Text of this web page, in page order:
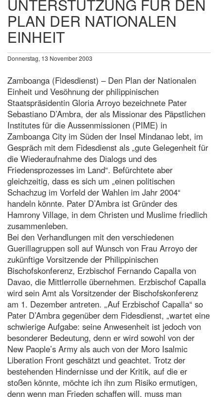
UNTERSTÜTZUNG FÜR DEN
PLAN DER NATIONALEN
EINHEIT
Donnerstag, 13 November 2003
Zamboanga (Fidesdienst) – Den Plan der Nationalen
Einheit und Vesöhnung der philippinischen
Staatspräsidentin Gloria Arroyo bezeichnete Pater
Sebastiano D’Ambra, der als Missionar des Päpstlichen
Institutes für die Aussenmissionen (PIME) in
Zamboanga City im Süden der Insel Mindanao lebt, im
Gespräch mit dem Fidesdienst als „gute Gelegenheit für
die Wiederaufnahme des Dialogs und des
Friedensprozesses im Land“. Befürchtete aber
gleichzeitig, dass es sich um „einen politischen
Schachzug im Vorfeld der Wahlen im Jahr 2004“
handeln könnte. Pater D’Ambra ist Gründer des
Hamrony Village, in dem Christen und Muslime friedlich
zusammenleben.
Bei den Verhandlungen mit den verschiedenen
Guerillagruppen soll auf Wunsch von Frau Arroyo der
zukünftige Vorsitzende der Philippinischen
Bischofskonferenz, Erzbischof Fernando Capalla von
Davao, die Mittlerrolle übernehmen. Erzbischof Capalla
wird sein Amt als Vorsitzender der Bischofskonferenz
am 1. Dezember antreten. „Auf Erzbischof Capalla“ so
Pater D’Ambra gegenüber dem Fidesdienst, „wartet eine
schwierige Aufgabe: seine Anwesenheit ist jedoch von
besonderer Bedeutung, denn er wird sowohl von der
New Paople’s Army als auch von der Moro Isalmic
Liberation Front geschätzt und geachtet. Trotz der
bestehenden Hindernisse und der Kritik, auf die er
stoßen könnte, möchte ich ihn zum Risiko ermutigen,
denn wenn man Frieden schaffen will, muss man